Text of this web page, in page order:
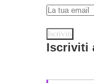
Iscriviti